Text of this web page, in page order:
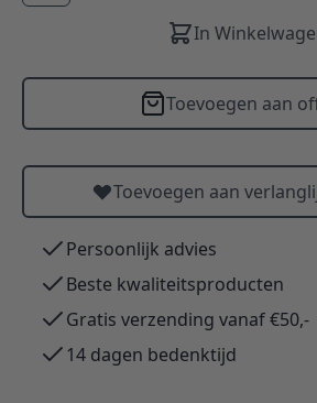
In
Toevoegen aan
Toevoegen aan
Persoonlijk advies
Beste kwaliteitsproducten
Gratis verzending vanaf €50,-
14 dagen bedenktijd